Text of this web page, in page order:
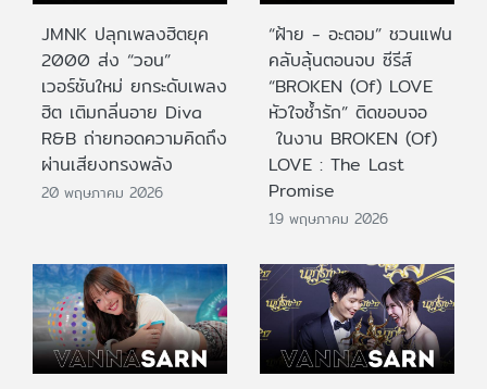
JMNK ปลุกเพลงฮิตยุค
2000 ส่ง “วอน”
เวอร์ชันใหม่ ยกระดับเพลง
ฮิต เติมกลิ่นอาย Diva
R&B ถ่ายทอดความคิดถึง
ผ่านเสียงทรงพลัง
20 พฤษภาคม 2026
“ฝ้าย - อะตอม” ชวนแฟน
คลับลุ้นตอนจบ ซีรีส์
“BROKEN (Of) LOVE
หัวใจช้ำรัก” ติดขอบจอ
ในงาน BROKEN (Of)
LOVE : The Last
Promise
19 พฤษภาคม 2026